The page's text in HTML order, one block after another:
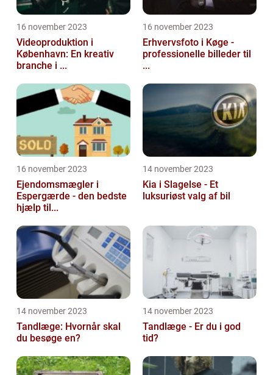
16 november 2023
Videoproduktion i
København: En kreativ
branche i ...
16 november 2023
Erhvervsfoto i Køge -
professionelle billeder til
...
16 november 2023
Ejendomsmægler i
Espergærde - den bedste
hjælp til...
14 november 2023
Kia i Slagelse - Et
luksuriøst valg af bil
14 november 2023
Tandlæge: Hvornår skal
du besøge en?
14 november 2023
Tandlæge - Er du i god
tid?